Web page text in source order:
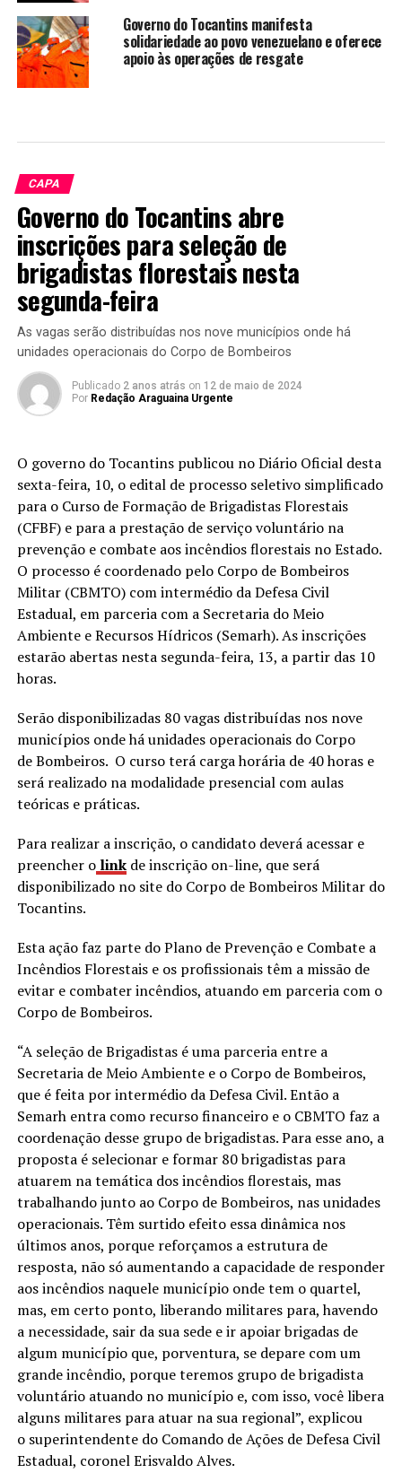
Governo do Tocantins manifesta
solidariedade ao povo venezuelano e oferece
apoio às operações de resgate
CAPA
Governo do Tocantins abre
inscrições para seleção de
brigadistas florestais nesta
segunda-feira
As vagas serão distribuídas nos nove municípios onde há
unidades operacionais do Corpo de Bombeiros
Publicado 2 anos atrás on 12 de maio de 2024
Por Redação Araguaina Urgente
O governo do Tocantins publicou no Diário Oficial desta
sexta-feira, 10, o edital de processo seletivo simplificado
para o Curso de Formação de Brigadistas Florestais
(CFBF) e para a prestação de serviço voluntário na
prevenção e combate aos incêndios florestais no Estado.
O processo é coordenado pelo Corpo de Bombeiros
Militar (CBMTO) com intermédio da Defesa Civil
Estadual, em parceria com a Secretaria do Meio
Ambiente e Recursos Hídricos (Semarh). As inscrições
estarão abertas nesta segunda-feira, 13, a partir das 10
horas.
Serão disponibilizadas 80 vagas distribuídas nos nove
municípios onde há unidades operacionais do Corpo
de Bombeiros. O curso terá carga horária de 40 horas e
será realizado na modalidade presencial com aulas
teóricas e práticas.
Para realizar a inscrição, o candidato deverá acessar e
preencher o linkde inscrição on-line, que será
disponibilizado no site do Corpo de Bombeiros Militar do
Tocantins.
Esta ação faz parte do Plano de Prevenção e Combate a
Incêndios Florestais e os profissionais têm a missão de
evitar e combater incêndios, atuando em parceria com o
Corpo de Bombeiros.
“A seleção de Brigadistas é uma parceria entre a
Secretaria de Meio Ambiente e o Corpo de Bombeiros,
que é feita por intermédio da Defesa Civil. Então a
Semarh entra como recurso financeiro e o CBMTO faz a
coordenação desse grupo de brigadistas. Para esse ano, a
proposta é selecionar e formar 80 brigadistas para
atuarem na temática dos incêndios florestais, mas
trabalhando junto ao Corpo de Bombeiros, nas unidades
operacionais. Têm surtido efeito essa dinâmica nos
últimos anos, porque reforçamos a estrutura de
resposta, não só aumentando a capacidade de responder
aos incêndios naquele município onde tem o quartel,
mas, em certo ponto, liberando militares para, havendo
a necessidade, sair da sua sede e ir apoiar brigadas de
algum município que, porventura, se depare com um
grande incêndio, porque teremos grupo de brigadista
voluntário atuando no município e, com isso, você libera
alguns militares para atuar na sua regional”, explicou
o superintendente do Comando de Ações de Defesa Civil
Estadual, coronel Erisvaldo Alves.